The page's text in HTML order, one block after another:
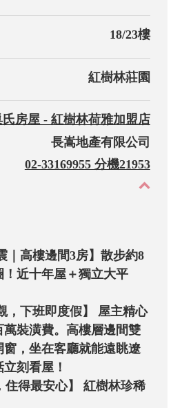
18/23樓
紅樹林莊園
氏房屋 - 紅樹林荷雅加盟店
長嵩地產有限公司
02-33169955 分機21953
｜高樓邊間3房】散步約8
近十年屋＋獨立大平
，下班即度假】 屋主精心
裝潢費。高樓層邊間雙
，坐在客廳就能遠眺遼
刻看屋！
住得最安心】 紅樹林珍稀